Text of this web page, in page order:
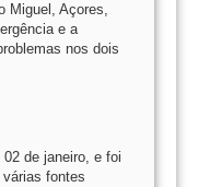
Miguel, Açores,
e a
nos dois
de janeiro, e foi
fontes